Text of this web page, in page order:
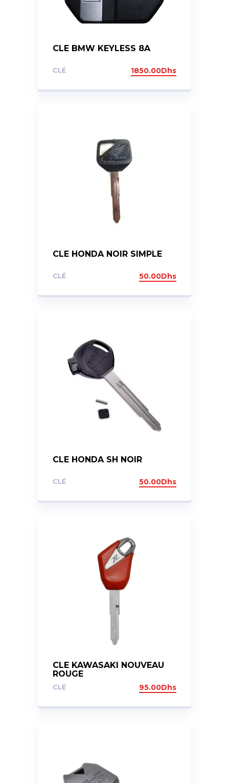
CLE BMW KEYLESS 8A
CLÉ 1850.00Dhs
CLE HONDA NOIR SIMPLE
CLÉ 50.00Dhs
CLE HONDA SH NOIR
CLÉ 50.00Dhs
CLE KAWASAKI NOUVEAU
ROUGE
CLÉ 95.00Dhs